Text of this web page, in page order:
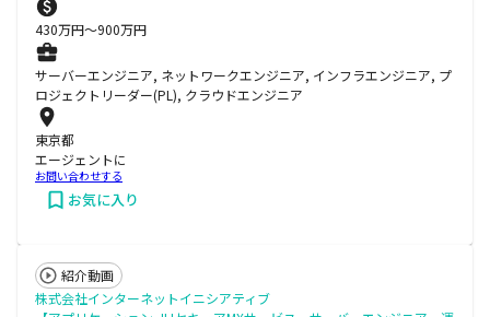
430万円〜900万円
サーバーエンジニア, ネットワークエンジニア, インフラエンジニア, プ
ロジェクトリーダー(PL), クラウドエンジニア
東京都
エージェントに
お問い合わせする
お気に入り
紹介動画
株式会社インターネットイニシアティブ